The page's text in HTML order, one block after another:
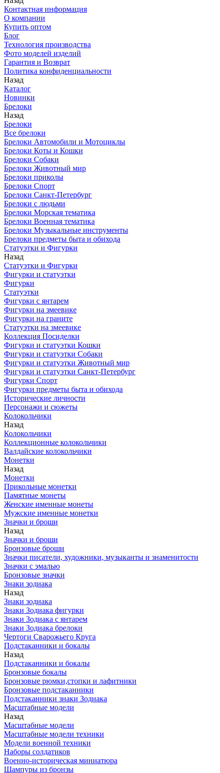
Контактная информация
О компании
Купить оптом
Блог
Технология производства
Фото моделей изделий
Гарантия и Возврат
Политика конфиденциальности
Назад
Каталог
Новинки
Брелоки
Назад
Брелоки
Все брелоки
Брелоки Автомобили и Мотоциклы
Брелоки Коты и Кошки
Брелоки Собаки
Брелоки Животный мир
Брелоки приколы
Брелоки Спорт
Брелоки Санкт-Петербург
Брелоки с людьми
Брелоки Морская тематика
Брелоки Военная тематика
Брелоки Музыкальные инструменты
Брелоки предметы быта и обихода
Статуэтки и Фигурки
Назад
Статуэтки и Фигурки
Фигурки и статуэтки
Фигурки
Статуэтки
Фигурки с янтарем
Фигурки на змеевике
Фигурки на граните
Статуэтки на змеевике
Коллекция Посиделки
Фигурки и статуэтки Кошки
Фигурки и статуэтки Собаки
Фигурки и статуэтки Животный мир
Фигурки и статуэтки Санкт-Петербург
Фигурки Спорт
Фигурки предметы быта и обихода
Исторические личности
Персонажи и сюжеты
Колокольчики
Назад
Колокольчики
Коллекционные колокольчики
Валдайские колокольчики
Монетки
Назад
Монетки
Прикольные монетки
Памятные монеты
Женские именные монеты
Мужские именные монетки
Значки и броши
Назад
Значки и броши
Бронзовые броши
Значки писатели, художники, музыканты и знаменитости
Значки с эмалью
Бронзовые значки
Знаки зодиака
Назад
Знаки зодиака
Знаки Зодиака фигурки
Знаки Зодиака с янтарем
Знаки Зодиака брелоки
Чертоги Сварожьего Круга
Подстаканники и бокалы
Назад
Подстаканники и бокалы
Бронзовые бокалы
Бронзовые рюмки,стопки и лафитники
Бронзовые подстаканники
Подстаканники знаки Зодиака
Масштабные модели
Назад
Масштабные модели
Масштабные модели техники
Модели военной техники
Наборы солдатиков
Военно-историческая миниатюра
Шампуры из бронзы